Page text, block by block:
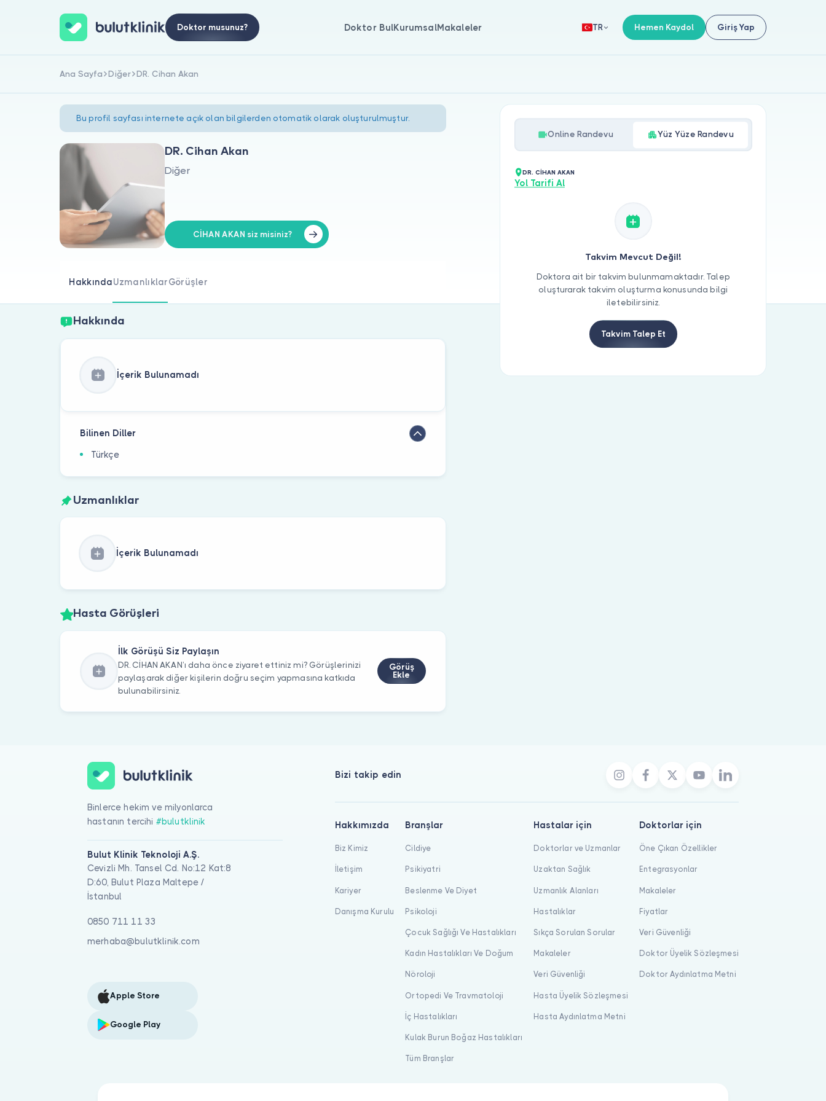
Doktor musunuz? Doktor BulKurumsalMakaleler TR Hemen Kaydol Giriş Yap
Ana Sayfa Diğer DR. Cihan Akan
Bu profil sayfası internete açık olan bilgilerden otomatik olarak oluşturulmuştur.
DR. Cihan Akan
Diğer
CİHAN AKAN siz misiniz?
HakkındaUzmanlıklarGörüşler
Hakkında
İçerik Bulunamadı
Bilinen Diller
Türkçe
Uzmanlıklar
İçerik Bulunamadı
Hasta Görüşleri
İlk Görüşü Siz Paylaşın
DR. CİHAN AKAN’ı daha önce ziyaret ettiniz mi? Görüşlerinizi
paylaşarak diğer kişilerin doğru seçim yapmasına katkıda
bulunabilirsiniz.
Görüş
Ekle
Online Randevu Yüz Yüze Randevu
DR. CİHAN AKAN
Yol Tarifi Al
Takvim Mevcut Değil!
Doktora ait bir takvim bulunmamaktadır. Talep
oluşturarak takvim oluşturma konusunda bilgi
iletebilirsiniz.
Takvim Talep Et
Binlerce hekim ve milyonlarca
hastanın tercihi #bulutklinik
Bulut Klinik Teknoloji A.Ş.
Cevizli Mh. Tansel Cd. No:12 Kat:8
D:60, Bulut Plaza Maltepe /
İstanbul
0850 711 11 33
merhaba@bulutklinik.com
Apple Store
Google Play
Bizi takip edin
Hakkımızda
Biz Kimiz
İletişim
Kariyer
Danışma Kurulu
Branşlar
Cildiye
Psikiyatri
Beslenme Ve Diyet
Psikoloji
Çocuk Sağlığı Ve Hastalıkları
Kadın Hastalıkları Ve Doğum
Nöroloji
Ortopedi Ve Travmatoloji
İç Hastalıkları
Kulak Burun Boğaz Hastalıkları
Tüm Branşlar
Hastalar için
Doktorlar ve Uzmanlar
Uzaktan Sağlık
Uzmanlık Alanları
Hastalıklar
Sıkça Sorulan Sorular
Makaleler
Veri Güvenliği
Hasta Üyelik Sözleşmesi
Hasta Aydınlatma Metni
Doktorlar için
Öne Çıkan Özellikler
Entegrasyonlar
Makaleler
Fiyatlar
Veri Güvenliği
Doktor Üyelik Sözleşmesi
Doktor Aydınlatma Metni